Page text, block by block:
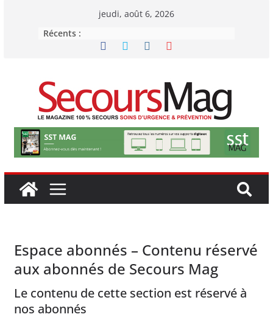
jeudi, août 6, 2026
Récents :
Espace abonnés – Contenu réservé
aux abonnés de Secours Mag
Le contenu de cette section est réservé à
nos abonnés